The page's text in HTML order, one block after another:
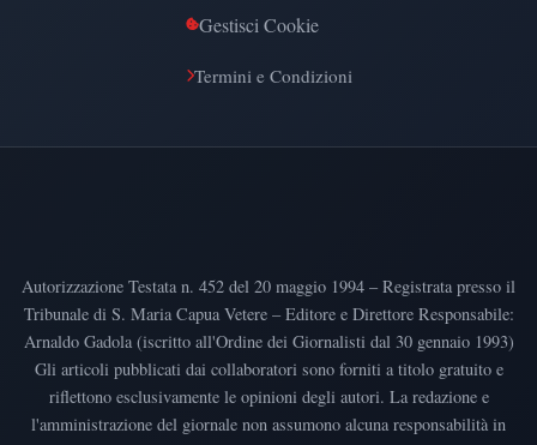
Gestisci Cookie
Termini e Condizioni
Autorizzazione Testata n. 452 del 20 maggio 1994 – Registrata presso il
Tribunale di S. Maria Capua Vetere – Editore e Direttore Responsabile:
Arnaldo Gadola (iscritto all'Ordine dei Giornalisti dal 30 gennaio 1993)
Gli articoli pubblicati dai collaboratori sono forniti a titolo gratuito e
riflettono esclusivamente le opinioni degli autori. La redazione e
l'amministrazione del giornale non assumono alcuna responsabilità in